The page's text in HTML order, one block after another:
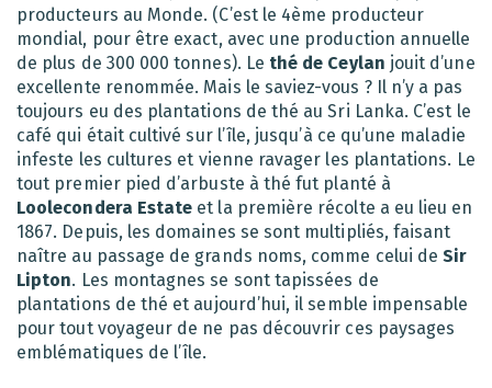
producteurs au Monde. (C’est le 4ème producteur
mondial, pour être exact, avec une production annuelle
de plus de 300 000 tonnes). Le thé de Ceylan jouit d’une
excellente renommée. Mais le saviez-vous ? Il n’y a pas
toujours eu des plantations de thé au Sri Lanka. C’est le
café qui était cultivé sur l’île, jusqu’à ce qu’une maladie
infeste les cultures et vienne ravager les plantations. Le
tout premier pied d’arbuste à thé fut planté à
Loolecondera Estate et la première récolte a eu lieu en
1867. Depuis, les domaines se sont multipliés, faisant
naître au passage de grands noms, comme celui deSir
Lipton. Les montagnes se sont tapissées de
plantations de thé et aujourd’hui, il semble impensable
pour tout voyageur de ne pas découvrir ces paysages
emblématiques de l’île.